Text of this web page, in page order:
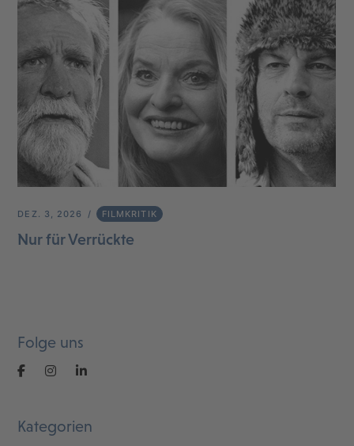
DEZ. 3, 2026 FILMKRITIK
Nur für Verrückte
Folge uns
Kategorien